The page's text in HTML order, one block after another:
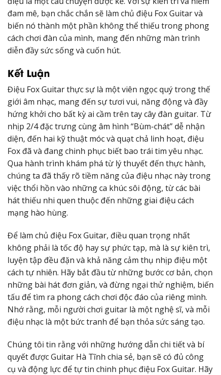
đam mê, bạn chắc chắn sẽ làm chủ điệu Fox Guitar và
biến nó thành một phần không thể thiếu trong phong
cách chơi đàn của mình, mang đến những màn trình
diễn đầy sức sống và cuốn hút.
Kết Luận
Điệu Fox Guitar thực sự là một viên ngọc quý trong thế
giới âm nhạc, mang đến sự tươi vui, năng động và đầy
hứng khởi cho bất kỳ ai cầm trên tay cây đàn guitar. Từ
nhịp 2/4 đặc trưng cùng âm hình “Bùm-chát” dễ nhận
diện, đến hai kỹ thuật móc và quạt chả linh hoạt, điệu
Fox đã và đang chinh phục biết bao trái tim yêu nhạc.
Qua hành trình khám phá từ lý thuyết đến thực hành,
chúng ta đã thấy rõ tiềm năng của điệu nhạc này trong
việc thổi hồn vào những ca khúc sôi động, từ các bài
hát thiếu nhi quen thuộc đến những giai điệu cách
mạng hào hùng.
Để làm chủ điệu Fox Guitar, điều quan trọng nhất
không phải là tốc độ hay sự phức tạp, mà là sự kiên trì,
luyện tập đều đặn và khả năng cảm thụ nhịp điệu một
cách tự nhiên. Hãy bắt đầu từ những bước cơ bản, chọn
những bài hát đơn giản, và đừng ngại thử nghiệm, biến
tấu để tìm ra phong cách chơi độc đáo của riêng mình.
Nhớ rằng, mỗi người chơi guitar là một nghệ sĩ, và mỗi
điệu nhạc là một bức tranh để bạn thỏa sức sáng tạo.
Chúng tôi tin rằng với những hướng dẫn chi tiết và bí
quyết được Guitar Hà Tĩnh chia sẻ, bạn sẽ có đủ công
cụ và động lực để tự tin chinh phục điệu Fox Guitar. Hãy